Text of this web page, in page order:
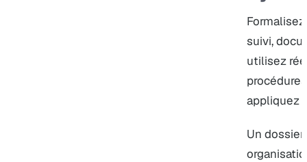
suivi,
utilisez
appliquez
Un